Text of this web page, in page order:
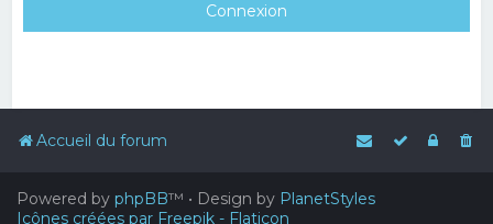
Accueil du forum
Powered by phpBB™ • Design by PlanetStyles
Icônes créées par Freepik - Flaticon